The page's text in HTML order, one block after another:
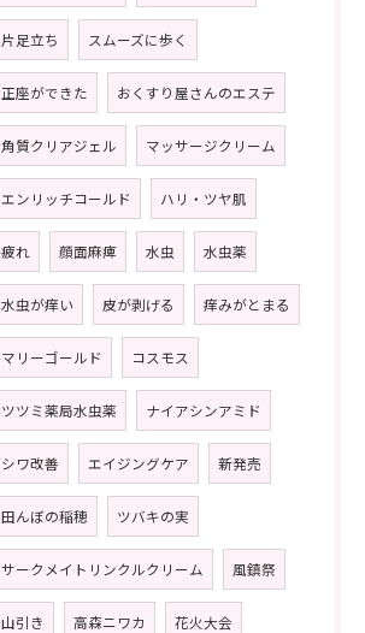
片足立ち スムーズに歩く
正座ができた おくすり屋さんのエステ
角質クリアジェル マッサージクリーム
エンリッチコールド ハリ・ツヤ肌
疲れ 顔面麻痺 水虫 水虫薬
水虫が痒い 皮が剥げる 痒みがとまる
マリーゴールド コスモス
ツツミ薬局水虫薬 ナイアシンアミド
シワ改善 エイジングケア 新発売
田んぼの稲穂 ツバキの実
サークメイトリンクルクリーム 風鎮祭
山引き 高森ニワカ 花火大会